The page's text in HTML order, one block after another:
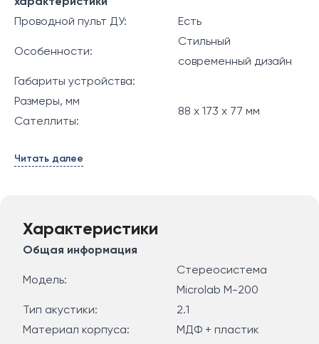
Проводной пульт ДУ:
Есть
Особенности:
Стильный
современный дизайн
Габариты устройства:
Размеры, мм
Сателлиты:
88 x 173 x 77 мм
Читать далее
Характеристики
Общая информация
Модель:
Стереосистема
Microlab M-200
Тип акустики:
2.1
Материал корпуса:
МДФ + пластик